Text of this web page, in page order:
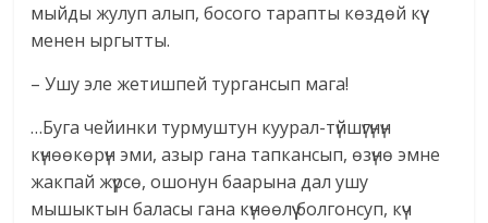
мыйды жулуп алып, босого тарапты көздөй күү
менен ыргытты.
– Ушу эле жетишпей тургансып мага!
…Буга чейинки турмуштун куурал-түйшүгүнүн
күнөөкөрүн эми, азыр гана тапкансып, өзүнө эмне
жакпай жүрсө, ошонун баарына дал ушу
мышыктын баласы гана күнөөлүү болгонсуп, күч